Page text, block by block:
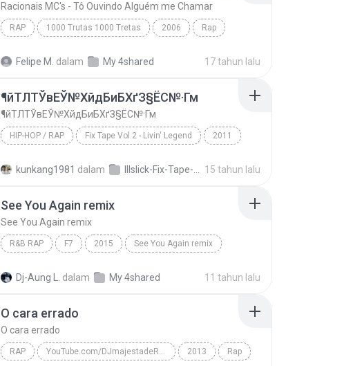
Racionais MC's - Tô Ouvindo Alguém me Chamar
RAP 1000 Trutas 1000 Tretas 2006 Rap
Felipe M. dalam My 4shared 17 tahun lalu
¶йТЛТЎвЕЎ№ХйдБиБХґЗ§ЁС№·Гм
¶йТЛТЎвЕЎ№ХйдБиБХґЗ§ЁС№·Гм
HIP-HOP / RAP Fix Tape Vol.2 - Livin' Legend 2011
kunkang1981 dalam 15 tahun lalu
See You Again remix
See You Again remix
R&B RAP F7 2015 See You Again remix
Dj-Aung L. dalam My 4shared 11 tahun lalu
O cara errado
O cara errado
RAP YouTube.com/DJmajestadeRAP 2013 Rap